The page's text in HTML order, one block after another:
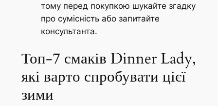
тому перед покупкою шукайте згадку
про сумісність або запитайте
консультанта.
Топ-7 смаків Dinner Lady,
які варто спробувати цієї
зими